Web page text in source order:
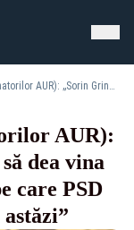
Petrișor Peiu (liderul senatorilor AUR): „Sorin Grindeanu încearcă să dea vina pe AUR pentru un guvern pe care PSD l-a votat și l-a susținut până astăzi”
AUR):
dea vina
care PSD